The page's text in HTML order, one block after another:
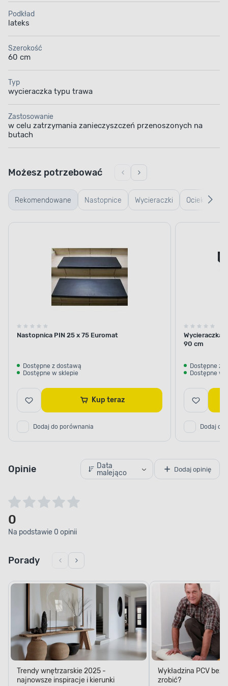
Podkład
lateks
Szerokość
60 cm
Typ
wycieraczka typu trawa
Zastosowanie
w celu zatrzymania zanieczyszczeń przenoszonych na
butach
Rekomendowane Nastopnice Wycieraczki
typu
Ociekacze
na buty
Możesz potrzebować
Nastopnica PIN 25 x 75 Euromat
Dostępne z dostawą
Dostępne w sklepie
Kup teraz
Dodaj do porównania
Wycieraczka
90 cm
Dostępne z
Dostępne w
Dodaj do
Opinie
Data
malejąco
Dodaj opinię
0
Na podstawie 0 opinii
Porady
Trendy wnętrzarskie 2025 -
najnowsze inspiracje i kierunki
Wykładzina PCV bez
zrobić?